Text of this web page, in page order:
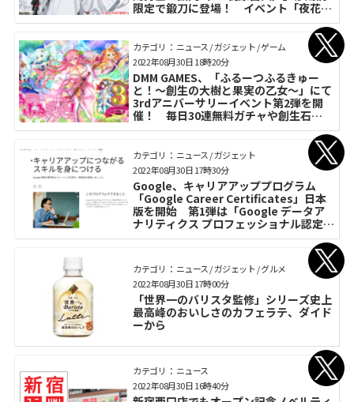
限定で鍛刀に登場！ イベント「夜花奪
還作戦」も開催中
カテゴリ： ニュース / ガジェット / ゲーム
DMM GAMES、「ふるーつふるきゅー
と！～創生の大樹と果実の乙女～」にて
3rdアニバーサリーイベント第2弾を開
催！ 毎日30連無料ガチャや創生石
5000個プレゼント等お得なキャンペー
2022年08月30日 18時20分
カテゴリ： ニュース / ガジェット
Google、キャリアアッププログラム
「Google Career Certificates」日本
版を開始 第1弾は「Google データア
ナリティクス プロフェッショナル認定証
プログラム」
2022年08月30日 17時30分
カテゴリ： ニュース / ガジェット / グルメ
「世界一のバリスタ監修」シリーズ史上
最高峰のおいしさのカフェラテ、ダイド
ーから
2022年08月30日 17時00分
カテゴリ： ニュース
2022年08月30日 16時40分